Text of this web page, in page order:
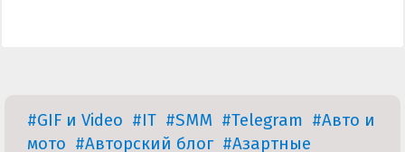
#GIF и Video #IT #SMM #Telegram #Авто и
мото #Авторский блог #Азартные